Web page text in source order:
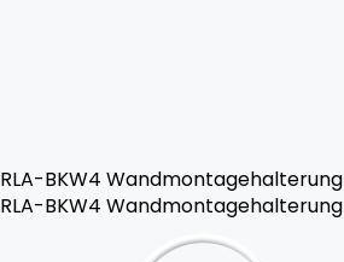
RLA-BKW4 Wandmontagehalterung
RLA-BKW4 Wandmontagehalterung